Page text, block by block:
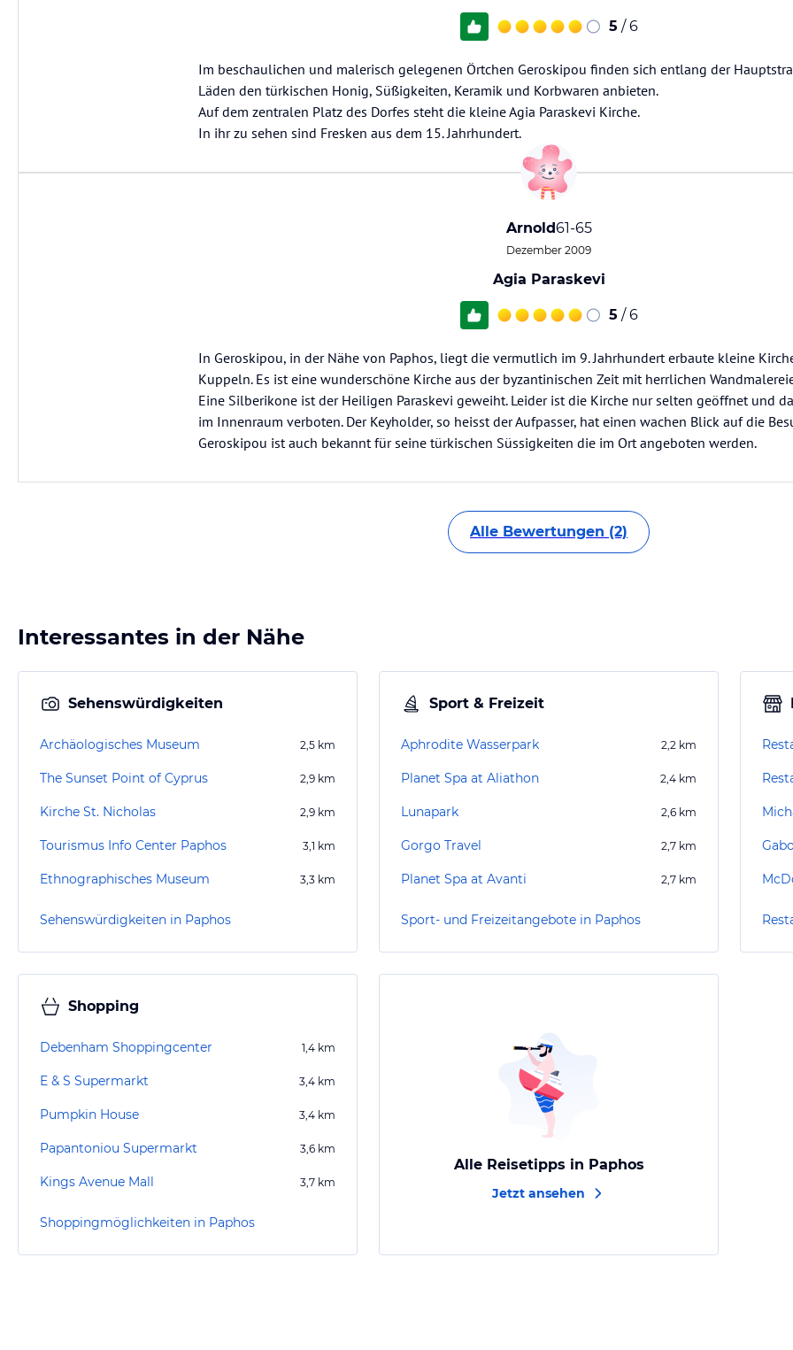
5 / 6
Im beschaulichen und malerisch gelegenen Örtchen Geroskipou finden sich entlang der
Läden den türkischen Honig, Süßigkeiten, Keramik und Korbwaren anbieten.
Auf dem zentralen Platz des Dorfes steht die kleine Agia Paraskevi Kirche.
In ihr zu sehen sind Fresken aus dem 15. Jahrhundert.
Arnold61-65
Dezember 2009
Agia Paraskevi
5 / 6
In Geroskipou, in der Nähe von Paphos, liegt die vermutlich im 9. Jahrhundert erbaute kleine
Kuppeln. Es ist eine wunderschöne Kirche aus der byzantinischen Zeit mit herrlichen
Eine Silberikone ist der Heiligen Paraskevi geweiht. Leider ist die Kirche nur selten geöffnet und
im Innenraum verboten. Der Keyholder, so heisst der Aufpasser, hat einen wachen Blick auf die
Geroskipou ist auch bekannt für seine türkischen Süssigkeiten die im Ort angeboten werden.
Alle Bewertungen (2)
Interessantes in der Nähe
Sehenswürdigkeiten
Archäologisches Museum 2,5 km
The Sunset Point of Cyprus 2,9 km
Kirche St. Nicholas 2,9 km
Tourismus Info Center Paphos 3,1 km
Ethnographisches Museum 3,3 km
Sehenswürdigkeiten in Paphos
Sport & Freizeit
Aphrodite Wasserpark 2,2 km
Planet Spa at Aliathon 2,4 km
Lunapark 2,6 km
Gorgo Travel 2,7 km
Planet Spa at Avanti 2,7 km
Sport- und Freizeitangebote in Paphos
Shopping
Debenham Shoppingcenter 1,4 km
E & S Supermarkt 3,4 km
Pumpkin House 3,4 km
Papantoniou Supermarkt 3,6 km
Kings Avenue Mall 3,7 km
Shoppingmöglichkeiten in Paphos
Alle Reisetipps in Paphos
Jetzt ansehen